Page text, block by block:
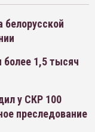
белорусской
более 1,5 тысяч
у СКР 100
преследование